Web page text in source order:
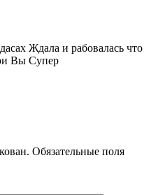
Ждала и рабовалась что
Вы Супер
Обязательные поля